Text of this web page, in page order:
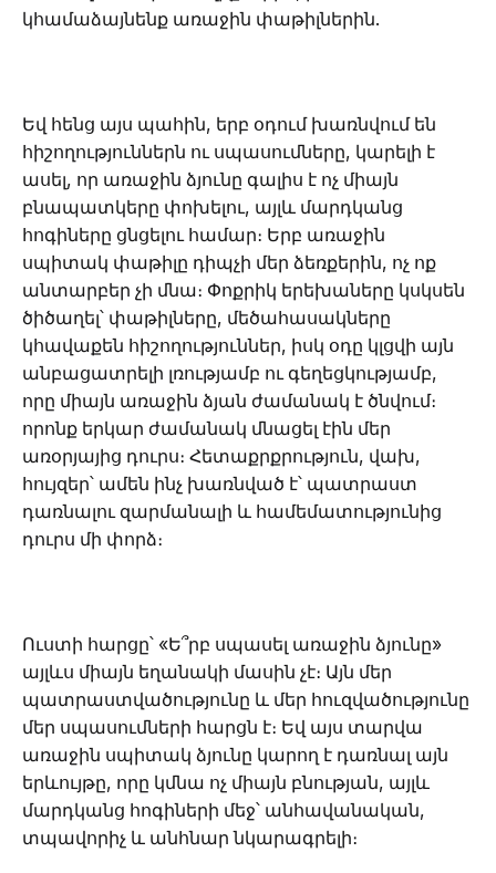
կհամաձայնենք առաջին փաթիլներին.
Եվ հենց այս պահին, երբ օդում խառնվում են
հիշողություններն ու սպասումները, կարելի է
ասել, որ առաջին ձյունը գալիս է ոչ միայն
բնապատկերը փոխելու, այլև մարդկանց
հոգիները ցնցելու համար։ Երբ առաջին
սպիտակ փաթիլը դիպչի մեր ձեռքերին, ոչ ոք
անտարբեր չի մնա։ Փոքրիկ երեխաները կսկսեն
ծիծաղել՝ փաթիլները, մեծահասակները
կհավաքեն հիշողություններ, իսկ օդը կլցվի այն
անբացատրելի լռությամբ ու գեղեցկությամբ,
որը միայն առաջին ձյան ժամանակ է ծնվում։
որոնք երկար ժամանակ մնացել էին մեր
առօրյայից դուրս։ Հետաքրքրություն, վախ,
հույզեր՝ ամեն ինչ խառնված է՝ պատրաստ
դառնալու զարմանալի և համեմատությունից
դուրս մի փորձ։
Ուստի հարցը՝ «Ե՞րբ սպասել առաջին ձյունը»
այլևս միայն եղանակի մասին չէ։ Այն մեր
պատրաստվածությունը և մեր հուզվածությունը
մեր սպասումների հարցն է։ Եվ այս տարվա
առաջին սպիտակ ձյունը կարող է դառնալ այն
երևույթը, որը կմնա ոչ միայն բնության, այլև
մարդկանց հոգիների մեջ՝ անհավանական,
տպավորիչ և անհնար նկարագրելի։